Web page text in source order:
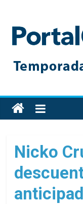
content
Toda
la
de
cruceros
en
un
solo
Nicko